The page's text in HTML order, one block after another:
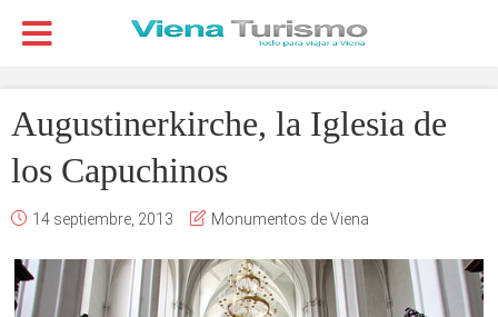
Augustinerkirche, la Iglesia de
los Capuchinos
14 septiembre, 2013 Monumentos de Viena